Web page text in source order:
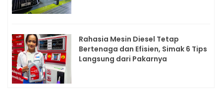
Rahasia Mesin Diesel Tetap
Bertenaga dan Efisien, Simak 6 Tips
Langsung dari Pakarnya